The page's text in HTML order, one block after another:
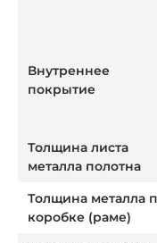
Внутреннее
покрытие
Толщина листа
металла полотна
Толщина металла
коробке (раме)